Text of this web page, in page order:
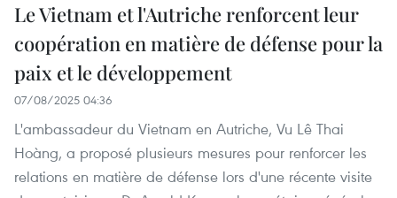
Le Vietnam et l'Autriche renforcent leur
coopération en matière de défense pour la
paix et le développement
07/08/2025 04:36
L'ambassadeur du Vietnam en Autriche, Vu Lê Thai
Hoàng, a proposé plusieurs mesures pour renforcer les
relations en matière de défense lors d'une récente visite